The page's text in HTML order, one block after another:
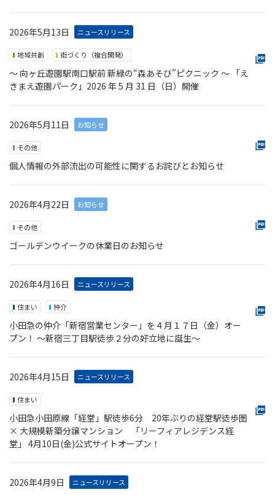
2026年5月13日 ニュースリリース
地域共創 街づくり（複合開発）
〜 向ヶ丘遊園駅南口駅前 新緑の“森あそび”ピクニック 〜 「え
きまえ遊園パーク」2026 年 5 月 31 日（日）開催
2026年5月11日 お知らせ
その他
個人情報の外部流出の可能性に関するお詫びとお知らせ
2026年4月22日 お知らせ
その他
ゴールデンウイークの休業日のお知らせ
2026年4月16日 ニュースリリース
住まい 仲介
小田急の仲介「新宿営業センター」を４月１７日（金）オー
プン！ ～新宿三丁目駅徒歩２分の好立地に誕生～
2026年4月15日 ニュースリリース
住まい
小田急小田原線「経堂」駅徒歩6分 20年ぶりの経堂駅徒歩圏
× 大規模新築分譲マンション 「リーフィアレジデンス経
堂」 4月10日(金)公式サイトオープン！
2026年4月9日 ニュースリリース